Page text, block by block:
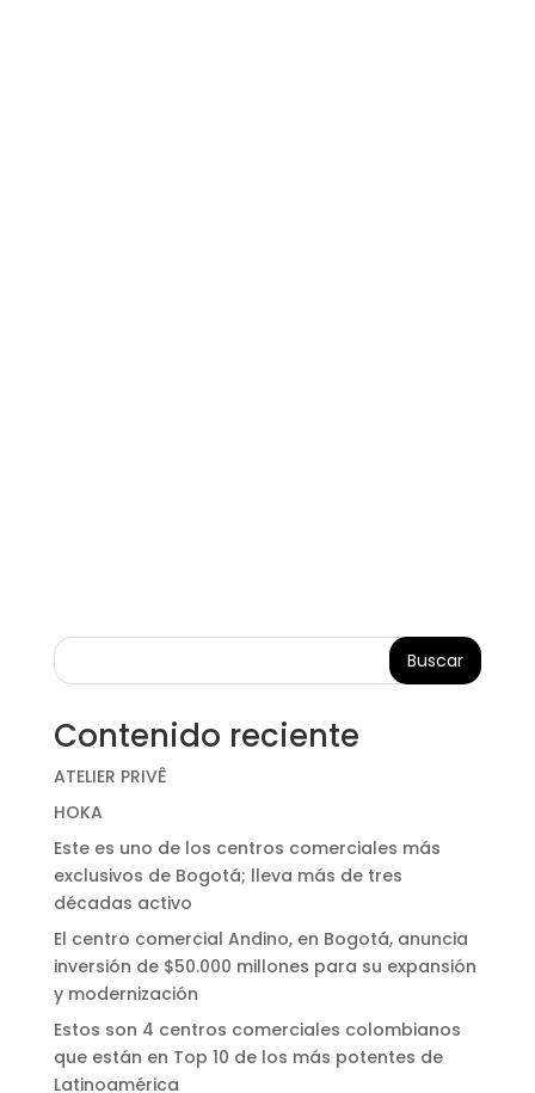
Buscar
Contenido reciente
ATELIER PRIVÊ
HOKA
Este es uno de los centros comerciales más
exclusivos de Bogotá; lleva más de tres
décadas activo
El centro comercial Andino, en Bogotá, anuncia
inversión de $50.000 millones para su expansión
y modernización
Estos son 4 centros comerciales colombianos
que están en Top 10 de los más potentes de
Latinoamérica